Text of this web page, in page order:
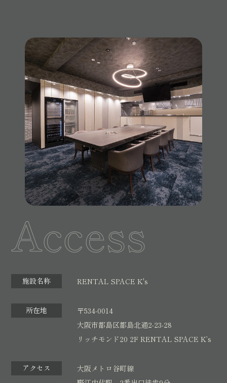
Access
施設名称 RENTAL SPACE K's
所在地
〒534-0014
大阪市都島区都島北通2-23-28
リッチモンド20 2F RENTAL SPACE K’s
アクセス
大阪メトロ谷町線